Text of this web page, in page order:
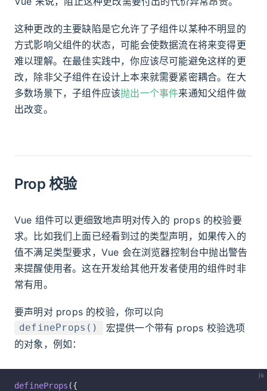
这种更改的主要缺陷是它允许了子组件以某种不明显的
方式影响父组件的状态，可能会使数据流在将来变得更
难以理解。在最佳实践中，你应该尽可能避免这样的更
改，除非父子组件在设计上本来就需要紧密耦合。在大
多数场景下，子组件应该抛出一个事件来通知父组件做
出改变。
Prop 校验
Vue 组件可以更细致地声明对传入的 props 的校验要
求。比如我们上面已经看到过的类型声明，如果传入的
值不满足类型要求，Vue 会在浏览器控制台中抛出警告
来提醒使用者。这在开发给其他开发者使用的组件时非
常有用。
要声明对 props 的校验，你可以向
defineProps() 宏提供一个带有 props 校验选项
的对象，例如：
js
defineProps ({